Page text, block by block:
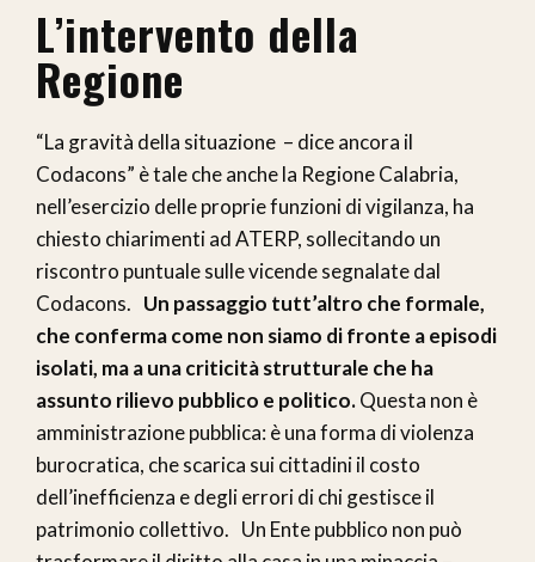
L’intervento della
Regione
“La gravità della situazione – dice ancora il
Codacons” è tale che anche la Regione Calabria,
nell’esercizio delle proprie funzioni di vigilanza, ha
chiesto chiarimenti ad ATERP, sollecitando un
riscontro puntuale sulle vicende segnalate dal
Codacons. Un passaggio tutt’altro che formale,
che conferma come non siamo di fronte a episodi
isolati, ma a una criticità strutturale che ha
assunto rilievo pubblico e politico.Questa non è
amministrazione pubblica: è una forma di violenza
burocratica, che scarica sui cittadini il costo
dell’inefficienza e degli errori di chi gestisce il
patrimonio collettivo. Un Ente pubblico non può